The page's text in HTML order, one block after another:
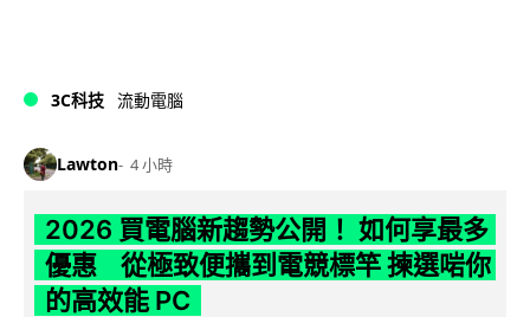
3C科技 流動電腦
Lawton 4 小時
2026 買電腦新趨勢公開！ 如何享最多
優惠 從極致便攜到電競標竿 揀選啱你
的高效能 PC